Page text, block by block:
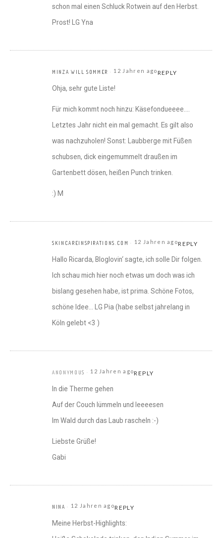
schon mal einen Schluck Rotwein auf den Herbst.
Prost! LG Yna
MINZA WILL SOMMER 12 Jahren agoREPLY
Ohja, sehr gute Liste!
Für mich kommt noch hinzu: Käsefondueeee….
Letztes Jahr nicht ein mal gemacht. Es gilt also
was nachzuholen! Sonst: Laubberge mit Füßen
schubsen, dick eingemummelt draußen im
Gartenbett dösen, heißen Punch trinken.
:) M
SKINCAREINSPIRATIONS.COM 12 Jahren agoREPLY
Hallo Ricarda, Bloglovin‘ sagte, ich solle Dir folgen.
Ich schau mich hier noch etwas um doch was ich
bislang gesehen habe, ist prima. Schöne Fotos,
schöne Idee… LG Pia (habe selbst jahrelang in
Köln gelebt <3 )
ANONYMOUS 12 Jahren agoREPLY
In die Therme gehen
Auf der Couch lümmeln und leeeesen
Im Wald durch das Laub rascheln :-)
Liebste Grüße!
Gabi
NINA 12 Jahren agoREPLY
Meine Herbst-Highlights: